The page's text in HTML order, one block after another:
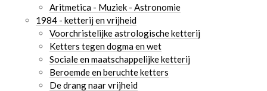
Aritmetica - Muziek - Astronomie
1984 - ketterij en vrijheid
Voorchristelijke astrologische ketterij
Ketters tegen dogma en wet
Sociale en maatschappelijke ketterij
Beroemde en beruchte ketters
De drang naar vrijheid